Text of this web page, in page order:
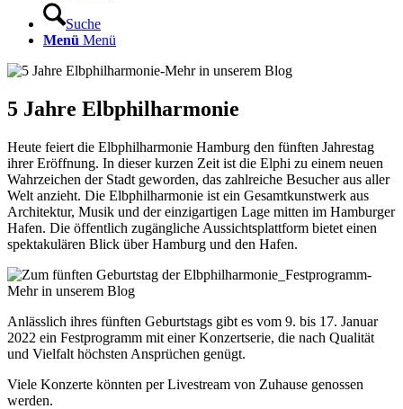
Suche
Menü Menü
5 Jahre Elbphilharmonie
Heute feiert die Elbphilharmonie Hamburg den fünften Jahrestag
ihrer Eröffnung. In dieser kurzen Zeit ist die Elphi zu einem neuen
Wahrzeichen der Stadt geworden, das zahlreiche Besucher aus aller
Welt anzieht. Die Elbphilharmonie ist ein Gesamtkunstwerk aus
Architektur, Musik und der einzigartigen Lage mitten im Hamburger
Hafen. Die öffentlich zugängliche Aussichtsplattform bietet einen
spektakulären Blick über Hamburg und den Hafen.
Anlässlich ihres fünften Geburtstags gibt es vom 9. bis 17. Januar
2022 ein Festprogramm mit einer Konzertserie, die nach Qualität
und Vielfalt höchsten Ansprüchen genügt.
Viele Konzerte könnten per Livestream von Zuhause genossen
werden.